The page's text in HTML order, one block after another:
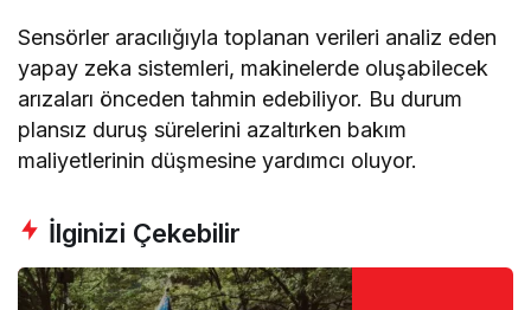
Sensörler aracılığıyla toplanan verileri analiz eden
yapay zeka sistemleri, makinelerde oluşabilecek
arızaları önceden tahmin edebiliyor. Bu durum
plansız duruş sürelerini azaltırken bakım
maliyetlerinin düşmesine yardımcı oluyor.
İlginizi Çekebilir